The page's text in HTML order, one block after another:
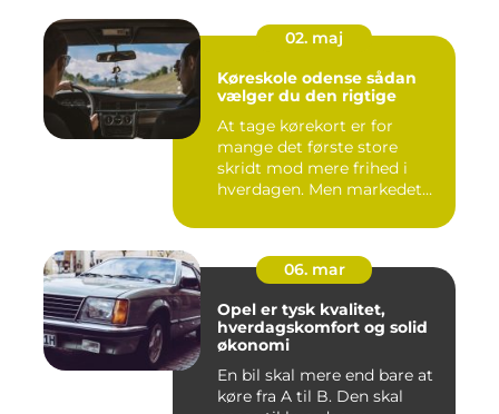
02. maj
Køreskole odense sådan
vælger du den rigtige
At tage kørekort er for
mange det første store
skridt mod mere frihed i
hverdagen. Men markedet
06. mar
Opel er tysk kvalitet,
hverdagskomfort og solid
økonomi
En bil skal mere end bare at
køre fra A til B. Den skal